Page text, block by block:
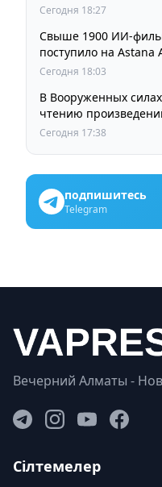
Сегодня 18:27
Свыше 1900 ИИ-
поступило на Astana
Сегодня 18:03
В Вооруженных
чтению
Сегодня 17:38
подпишитесь
Telegram
Вечерний Алматы -
Сілтемелер